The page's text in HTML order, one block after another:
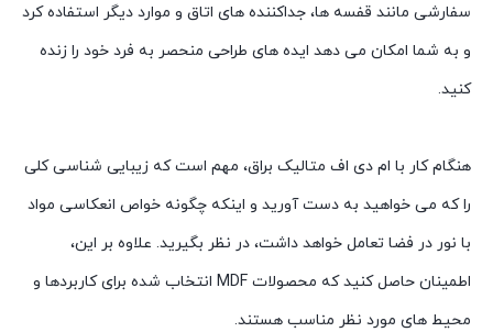
سفارشی مانند قفسه ها، جداکننده های اتاق و موارد دیگر استفاده کرد
و به شما امکان می دهد ایده های طراحی منحصر به فرد خود را زنده
کنید.
هنگام کار با ام دی اف متالیک براق، مهم است که زیبایی شناسی کلی
را که می خواهید به دست آورید و اینکه چگونه خواص انعکاسی مواد
با نور در فضا تعامل خواهد داشت، در نظر بگیرید. علاوه بر این،
اطمینان حاصل کنید که محصولات MDF انتخاب شده برای کاربردها و
محیط های مورد نظر مناسب هستند.